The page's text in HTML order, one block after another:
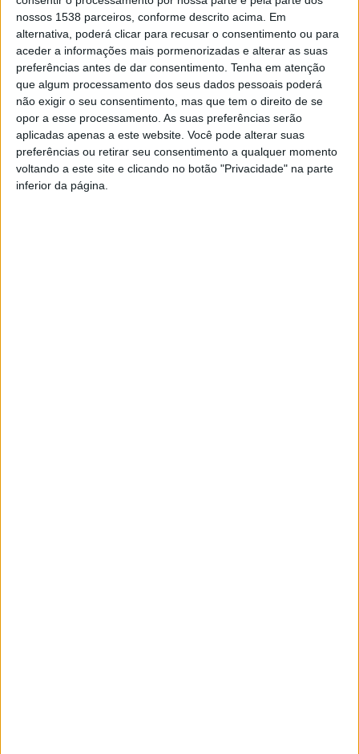
nossos 1538 parceiros, conforme descrito acima. Em
alternativa, poderá clicar para recusar o consentimento ou para
aceder a informações mais pormenorizadas e alterar as suas
preferências antes de dar consentimento. Tenha em atenção
que algum processamento dos seus dados pessoais poderá
não exigir o seu consentimento, mas que tem o direito de se
opor a esse processamento. As suas preferências serão
aplicadas apenas a este website. Você pode alterar suas
preferências ou retirar seu consentimento a qualquer momento
voltando a este site e clicando no botão "Privacidade" na parte
inferior da página.
Câmara Municipal de Vieira
do Minho reforça cooperação
institucional com o Núcleo de
Braga da Liga dos
Combatentes
Executivo Municipal de Vieira
institucional
Comandante do Regimento